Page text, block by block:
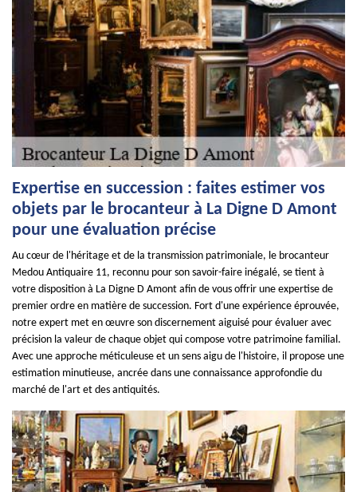
Expertise en succession : faites estimer vos
objets par le brocanteur à La Digne D Amont
pour une évaluation précise
Au cœur de l'héritage et de la transmission patrimoniale, le brocanteur
Medou Antiquaire 11, reconnu pour son savoir-faire inégalé, se tient à
votre disposition à La Digne D Amont afin de vous offrir une expertise de
premier ordre en matière de succession. Fort d'une expérience éprouvée,
notre expert met en œuvre son discernement aiguisé pour évaluer avec
précision la valeur de chaque objet qui compose votre patrimoine familial.
Avec une approche méticuleuse et un sens aigu de l'histoire, il propose une
estimation minutieuse, ancrée dans une connaissance approfondie du
marché de l'art et des antiquités.